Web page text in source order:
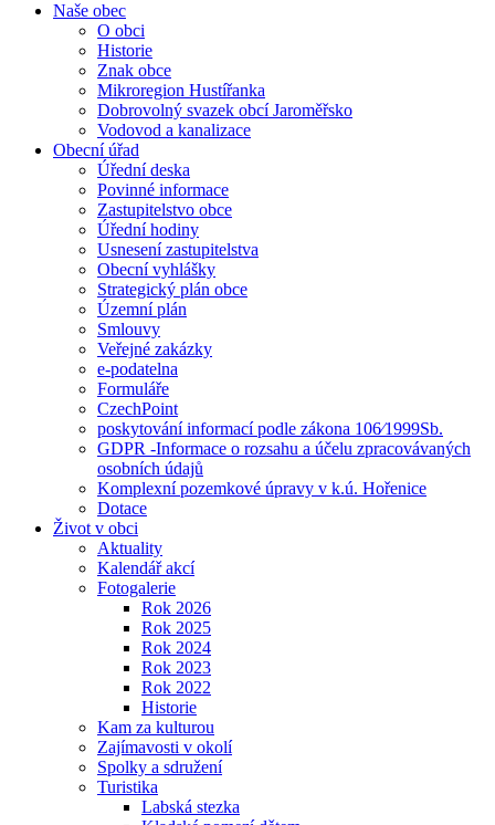
Naše obec
O obci
Historie
Znak obce
Mikroregion Hustířanka
Dobrovolný svazek obcí Jaroměřsko
Vodovod a kanalizace
Obecní úřad
Úřední deska
Povinné informace
Zastupitelstvo obce
Úřední hodiny
Usnesení zastupitelstva
Obecní vyhlášky
Strategický plán obce
Územní plán
Smlouvy
Veřejné zakázky
e-podatelna
Formuláře
CzechPoint
poskytování informací podle zákona 106⁄1999Sb.
GDPR -Informace o rozsahu a účelu zpracovávaných
osobních údajů
Komplexní pozemkové úpravy v k.ú. Hořenice
Dotace
Život v obci
Aktuality
Kalendář akcí
Fotogalerie
Rok 2026
Rok 2025
Rok 2024
Rok 2023
Rok 2022
Historie
Kam za kulturou
Zajímavosti v okolí
Spolky a sdružení
Turistika
Labská stezka